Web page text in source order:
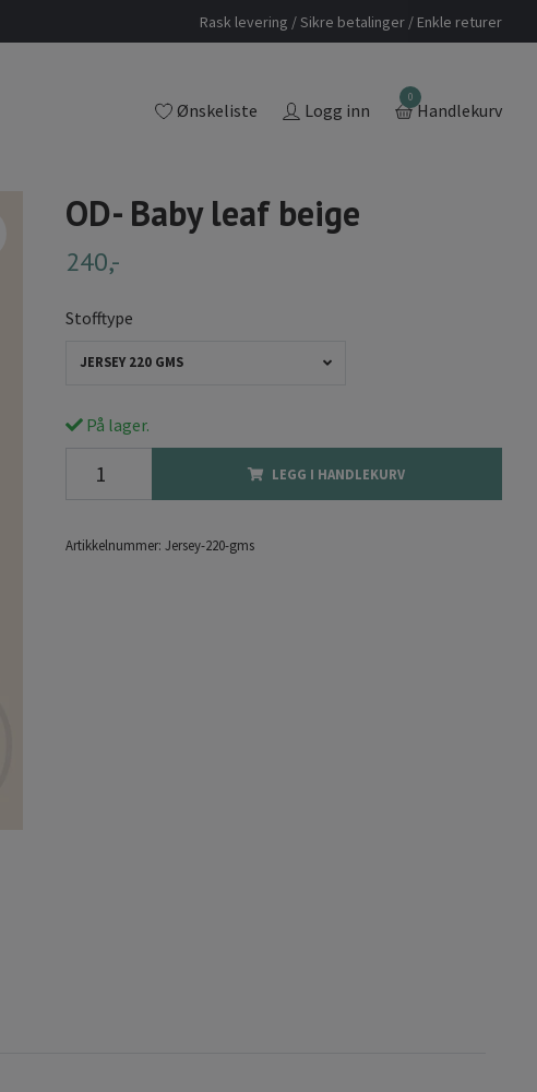
Rask levering / Sikre betalinger / Enkle returer
Ønskeliste Logg inn
0
Handlekurv
OD- Baby leaf beige
240,-
Stofftype
JERSEY 220 GMS
På lager.
LEGG I HANDLEKURV
Artikkelnummer: Jersey-220-gms